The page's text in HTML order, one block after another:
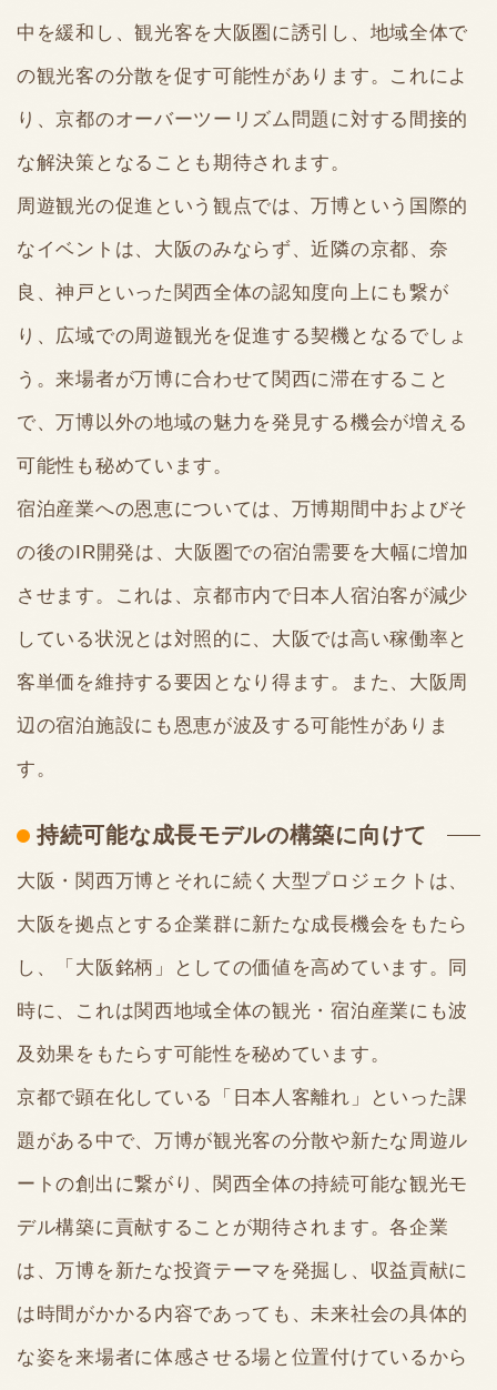
中を緩和し、観光客を大阪圏に誘引し、地域全体で
の観光客の分散を促す可能性があります。これによ
り、京都のオーバーツーリズム問題に対する間接的
な解決策となることも期待されます。
周遊観光の促進という観点では、万博という国際的
なイベントは、大阪のみならず、近隣の京都、奈
良、神戸といった関西全体の認知度向上にも繋が
り、広域での周遊観光を促進する契機となるでしょ
う。来場者が万博に合わせて関西に滞在すること
で、万博以外の地域の魅力を発見する機会が増える
可能性も秘めています。
宿泊産業への恩恵については、万博期間中およびそ
の後のIR開発は、大阪圏での宿泊需要を大幅に増加
させます。これは、京都市内で日本人宿泊客が減少
している状況とは対照的に、大阪では高い稼働率と
客単価を維持する要因となり得ます。また、大阪周
辺の宿泊施設にも恩恵が波及する可能性がありま
す。
持続可能な成長モデルの構築に向けて
大阪・関西万博とそれに続く大型プロジェクトは、
大阪を拠点とする企業群に新たな成長機会をもたら
し、「大阪銘柄」としての価値を高めています。同
時に、これは関西地域全体の観光・宿泊産業にも波
及効果をもたらす可能性を秘めています。
京都で顕在化している「日本人客離れ」といった課
題がある中で、万博が観光客の分散や新たな周遊ル
ートの創出に繋がり、関西全体の持続可能な観光モ
デル構築に貢献することが期待されます。各企業
は、万博を新たな投資テーマを発掘し、収益貢献に
は時間がかかる内容であっても、未来社会の具体的
な姿を来場者に体感させる場と位置付けているから